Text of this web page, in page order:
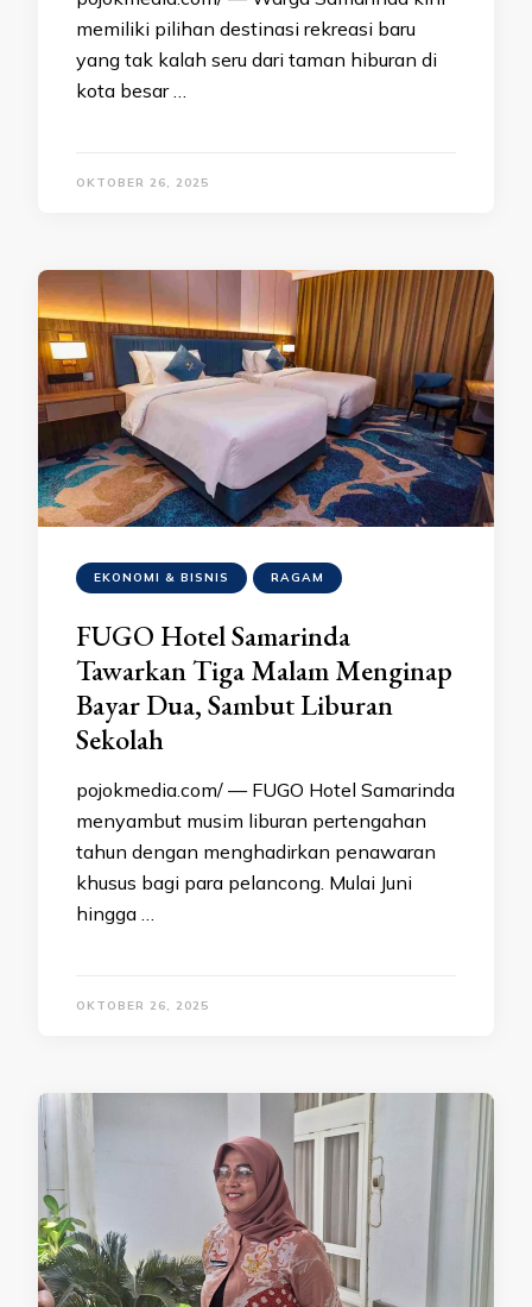
memiliki pilihan destinasi rekreasi baru
yang tak kalah seru dari taman hiburan di
kota besar …
OKTOBER 26, 2025
EKONOMI & BISNIS RAGAM
FUGO Hotel Samarinda
Tawarkan Tiga Malam Menginap
Bayar Dua, Sambut Liburan
Sekolah
pojokmedia.com/ — FUGO Hotel Samarinda
menyambut musim liburan pertengahan
tahun dengan menghadirkan penawaran
khusus bagi para pelancong. Mulai Juni
hingga …
OKTOBER 26, 2025